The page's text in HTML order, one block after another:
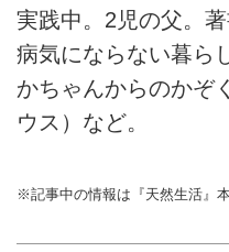
実践中。2児の父。
病気にならない暮ら
かちゃんからのかぞ
ウス）など。
※記事中の情報は『天然生活』